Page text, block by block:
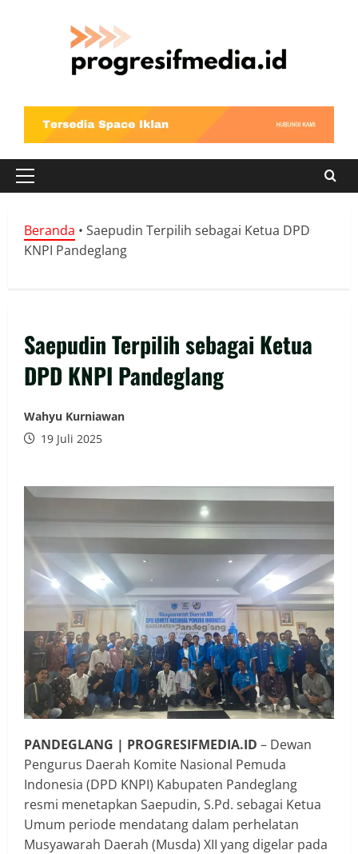
Primary
Beranda • Saepudin Terpilih sebagai Ketua DPD
KNPI Pandeglang
Saepudin Terpilih sebagai Ketua
DPD KNPI Pandeglang
Wahyu Kurniawan
19 Juli 2025
PANDEGLANG | PROGRESIFMEDIA.ID – Dewan
Pengurus Daerah Komite Nasional Pemuda
Indonesia (DPD KNPI) Kabupaten Pandeglang
resmi menetapkan Saepudin, S.Pd. sebagai Ketua
Umum periode mendatang dalam perhelatan
Musyawarah Daerah (Musda) XII yang digelar pada